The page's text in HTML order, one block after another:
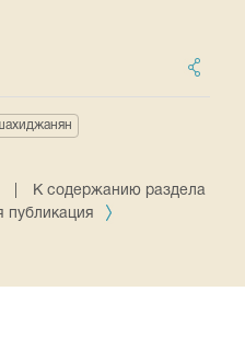
К содержанию раздела